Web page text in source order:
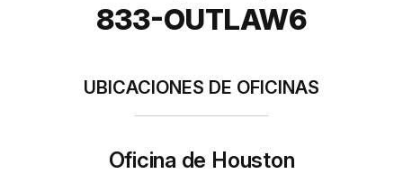
833-OUTLAW6
UBICACIONES DE OFICINAS
Oficina de Houston